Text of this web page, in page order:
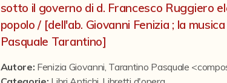
sotto il governo di d. Francesco Ruggiero
popolo / [dell'ab. Giovanni Fenizia ; la
Pasquale Tarantino]
Autore: Fenizia Giovanni, Tarantino Pasquale